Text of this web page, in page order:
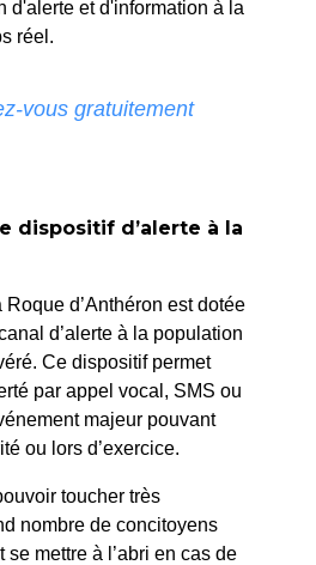
BAIL A USAGE COMMERCIAL
SUIV
DES TARIFS
VACANCES LA BAUME
d'alerte et d'information à la
réel.
vous gratuitement
dispositif d’alerte à la
Roque d’Anthéron est dotée
d’alerte à la population
Ce dispositif permet
par appel vocal, SMS ou
majeur pouvant
ou lors d’exercice.
toucher très
nombre de concitoyens
se mettre à l’abri en cas de